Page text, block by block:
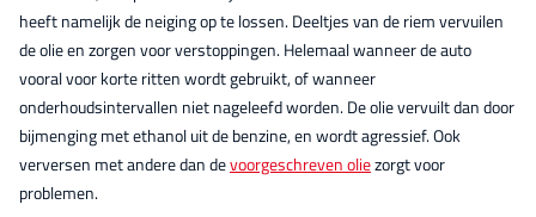
heeft namelijk de neiging op te lossen. Deeltjes van de riem vervuilen
de olie en zorgen voor verstoppingen. Helemaal wanneer de auto
vooral voor korte ritten wordt gebruikt, of wanneer
onderhoudsintervallen niet nageleefd worden. De olie vervuilt dan door
bijmenging met ethanol uit de benzine, en wordt agressief. Ook
verversen met andere dan devoorgeschreven oliezorgt voor
problemen.